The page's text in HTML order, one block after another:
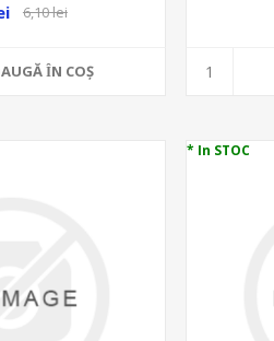
6,10 lei
ȊN COŞ
* In STOC